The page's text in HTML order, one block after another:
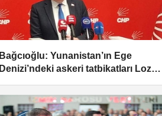
Bağcıoğlu: Yunanistan’ın Ege
Denizi’ndeki askeri tatbikatları Lozan